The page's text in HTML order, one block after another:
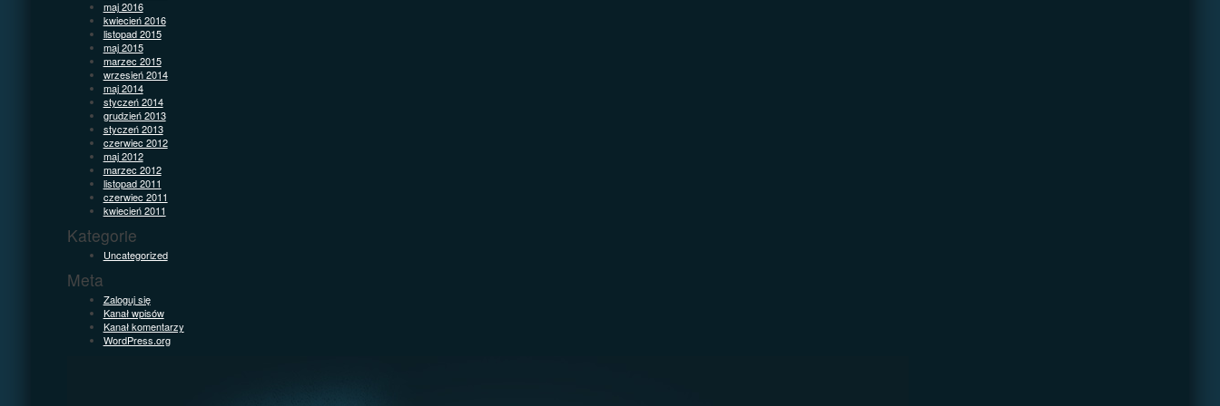
maj 2016
kwiecień 2016
listopad 2015
maj 2015
marzec 2015
wrzesień 2014
maj 2014
styczeń 2014
grudzień 2013
styczeń 2013
czerwiec 2012
maj 2012
marzec 2012
listopad 2011
czerwiec 2011
kwiecień 2011
Kategorie
Uncategorized
Meta
Zaloguj się
Kanał wpisów
Kanał komentarzy
WordPress.org